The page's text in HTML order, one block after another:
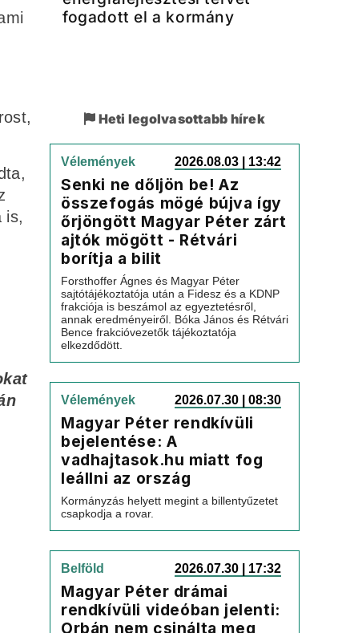
is,
fogadott el a kormány
Heti legolvasottabb hírek
Vélemények 2026.08.03 | 13:42
Senki ne dőljön be! Az
összefogás mögé bújva így
őrjöngött Magyar Péter zárt
ajtók mögött - Rétvári
borítja a bilit
Forsthoffer Ágnes és Magyar Péter
sajtótájékoztatója után a Fidesz és a KDNP
frakciója is beszámol az egyeztetésről,
annak eredményeiről. Bóka János és Rétvári
Bence frakcióvezetők tájékoztatója
elkezdődött.
Vélemények 2026.07.30 | 08:30
Magyar Péter rendkívüli
bejelentése: A
vadhajtasok.hu miatt fog
leállni az ország
Kormányzás helyett megint a billentyűzetet
csapkodja a rovar.
Belföld 2026.07.30 | 17:32
Magyar Péter drámai
rendkívüli videóban jelenti:
Orbán nem csinálta meg